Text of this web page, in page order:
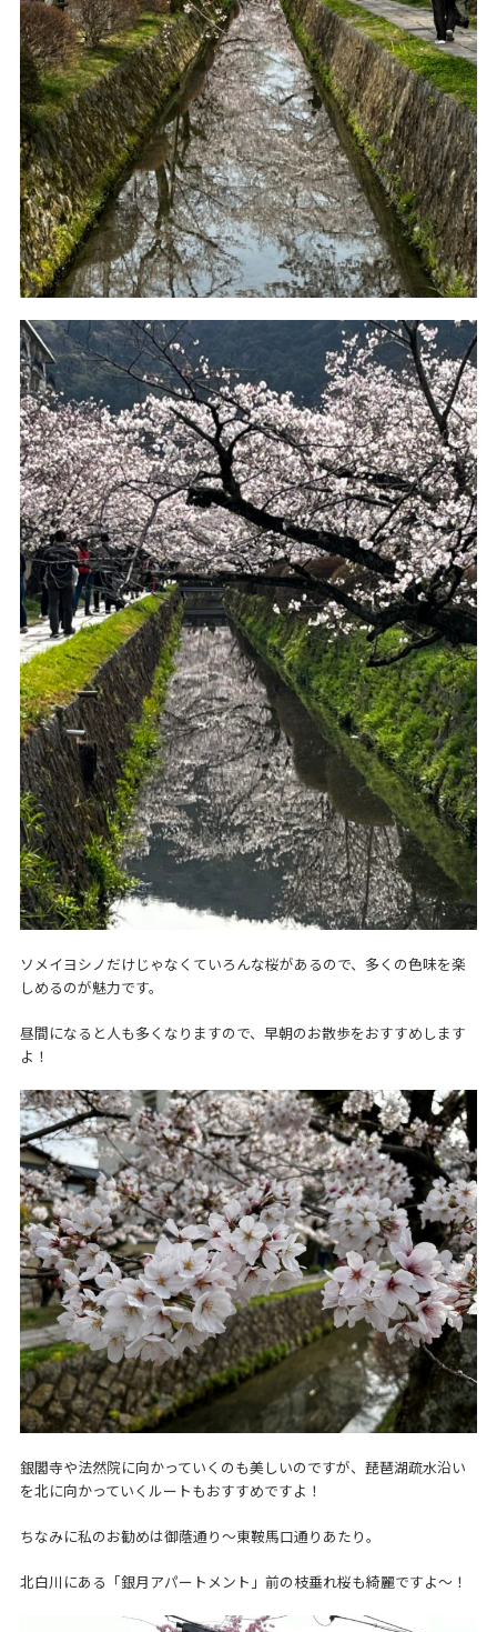
ソメイヨシノだけじゃなくていろんな桜があるので、多くの色味を楽
しめるのが魅力です。
昼間になると人も多くなりますので、早朝のお散歩をおすすめします
よ！
銀閣寺や法然院に向かっていくのも美しいのですが、琵琶湖疏水沿い
を北に向かっていくルートもおすすめですよ！
ちなみに私のお勧めは御蔭通り～東鞍馬口通りあたり。
北白川にある「銀月アパートメント」前の枝垂れ桜も綺麗ですよ～！